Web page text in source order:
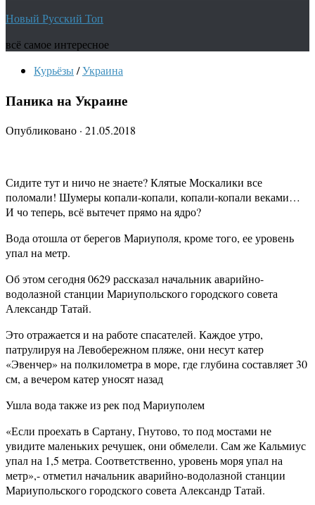
Новый Русский Топ
всё самое интересное
Курьёзы/Украина
Паника на Украине
Опубликовано · 21.05.2018
Сидите тут и ничо не знаете? Клятые Москалики все
поломали! Шумеры копали-копали, копали-копали веками…
И чо теперь, всё вытечет прямо на ядро?
Вода отошла от берегов Мариуполя, кроме того, ее уровень
упал на метр.
Об этом сегодня 0629 рассказал начальник аварийно-
водолазной станции Мариупольского городского совета
Александр Татай.
Это отражается и на работе спасателей. Каждое утро,
патрулируя на Левобережном пляже, они несут катер
«Эвенчер» на полкилометра в море, где глубина составляет 30
см, а вечером катер уносят назад
Ушла вода также из рек под Мариуполем
«Если проехать в Сартану, Гнутово, то под мостами не
увидите маленьких речушек, они обмелели. Сам же Кальмиус
упал на 1,5 метра. Соответственно, уровень моря упал на
метр»,- отметил начальник аварийно-водолазной станции
Мариупольского городского совета Александр Татай.